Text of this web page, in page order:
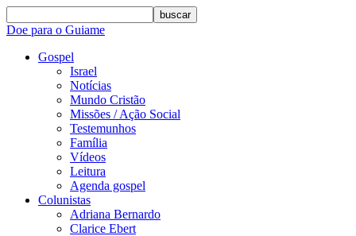
buscar
Doe para o Guiame
Gospel
Israel
Notícias
Mundo Cristão
Missões / Ação Social
Testemunhos
Família
Vídeos
Leitura
Agenda gospel
Colunistas
Adriana Bernardo
Clarice Ebert